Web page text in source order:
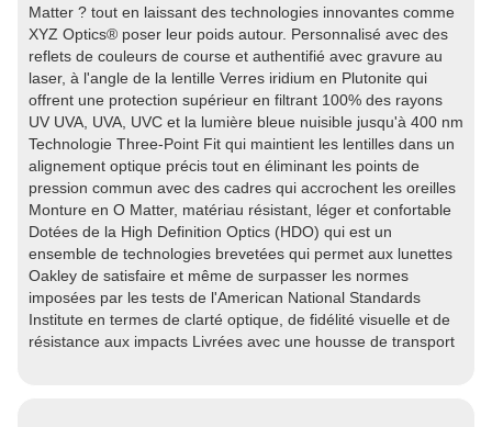
Matter ? tout en laissant des technologies innovantes comme
XYZ Optics® poser leur poids autour. Personnalisé avec des
reflets de couleurs de course et authentifié avec gravure au
laser, à l'angle de la lentille Verres iridium en Plutonite qui
offrent une protection supérieur en filtrant 100% des rayons
UV UVA, UVA, UVC et la lumière bleue nuisible jusqu'à 400 nm
Technologie Three-Point Fit qui maintient les lentilles dans un
alignement optique précis tout en éliminant les points de
pression commun avec des cadres qui accrochent les oreilles
Monture en O Matter, matériau résistant, léger et confortable
Dotées de la High Definition Optics (HDO) qui est un
ensemble de technologies brevetées qui permet aux lunettes
Oakley de satisfaire et même de surpasser les normes
imposées par les tests de l'American National Standards
Institute en termes de clarté optique, de fidélité visuelle et de
résistance aux impacts Livrées avec une housse de transport